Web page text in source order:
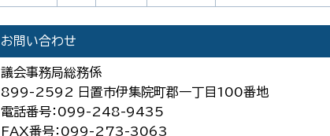
お問い合わせ
議会事務局総務係
899-2592 日置市伊集院町郡一丁目100番地
電話番号：099-248-9435
FAX番号：099-273-3063